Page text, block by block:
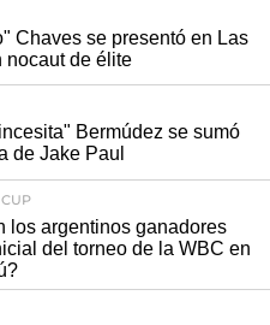
Chaves se presentó en Las
nocaut de élite
Bermúdez se sumó
de Jake Paul
los argentinos ganadores
del torneo de la WBC en